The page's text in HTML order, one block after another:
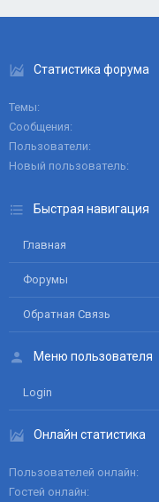
Статистика форума
Темы
Сообщения
Пользователи
Новый пользователь
Быстрая навигация
Главная
Форумы
Обратная Связь
Меню пользователя
Login
Онлайн статистика
Пользователей онлайн
Гостей онлайн